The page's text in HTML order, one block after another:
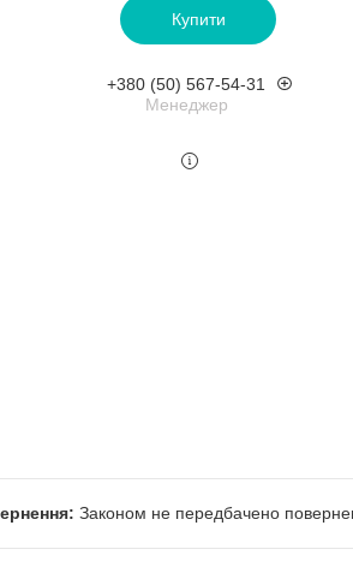
Купити
+380 (50) 567-54-31
Менеджер
Законом не передбачено